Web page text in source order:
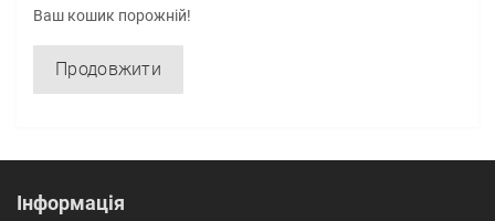
Ваш кошик порожній!
Продовжити
Інформація